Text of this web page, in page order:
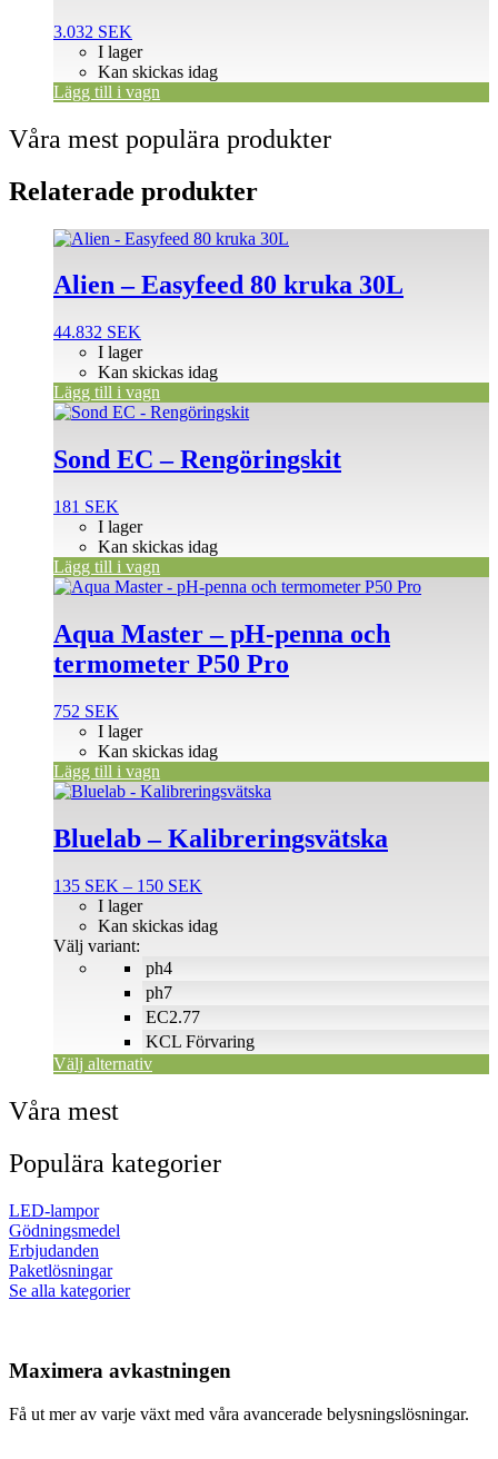
3.032 SEK
I lager
Kan skickas idag
Lägg till i vagn
Våra mest populära produkter
Relaterade produkter
Alien – Easyfeed 80 kruka 30L
44.832 SEK
I lager
Kan skickas idag
Lägg till i vagn
Sond EC – Rengöringskit
181 SEK
I lager
Kan skickas idag
Lägg till i vagn
Aqua Master – pH-penna och
termometer P50 Pro
752 SEK
I lager
Kan skickas idag
Lägg till i vagn
Bluelab – Kalibreringsvätska
135 SEK – 150 SEK
till
ph4
ph7
EC2.77
KCL Förvaring
I lager
Kan skickas idag
Välj variant:
Välj alternativ
Den
produkten
har
varianter.
olika
alternativen
Våra mest
Populära kategorier
LED-lampor
Gödningsmedel
Erbjudanden
Paketlösningar
Se alla kategorier
Maximera avkastningen
Få ut mer av varje växt med våra avancerade belysningslösningar.